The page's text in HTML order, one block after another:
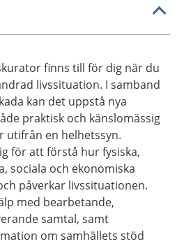
finns till för dig när du
livssituation. I samband
kan det uppstå nya
praktisk och känslomässig
utifrån en helhetssyn.
för att förstå hur fysiska,
sociala och ekonomiska
påverkar livssituationen.
med bearbetande,
samtal, samt
om samhällets stöd